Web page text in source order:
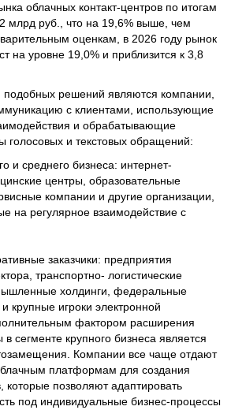
облачных контакт-центров по итогам
млрд руб., что на 19,6% выше, чем
оценкам, в 2026 году рынок
на уровне 19,0% и приблизится к 3,8
решений являются компании,
с клиентами, использующие
и обрабатывающие
и текстовых обращений:
и среднего бизнеса: интернет-
центры, образовательные
компании и другие организации,
на регулярное взаимодействие с
заказчики: предприятия
транспортно- логистические
холдинги, федеральные
крупные игроки электронной
фактором расширения
в сегменте крупного бизнеса является
Компании все чаще отдают
платформам для создания
которые позволяют адаптировать
под индивидуальные бизнес-процессы